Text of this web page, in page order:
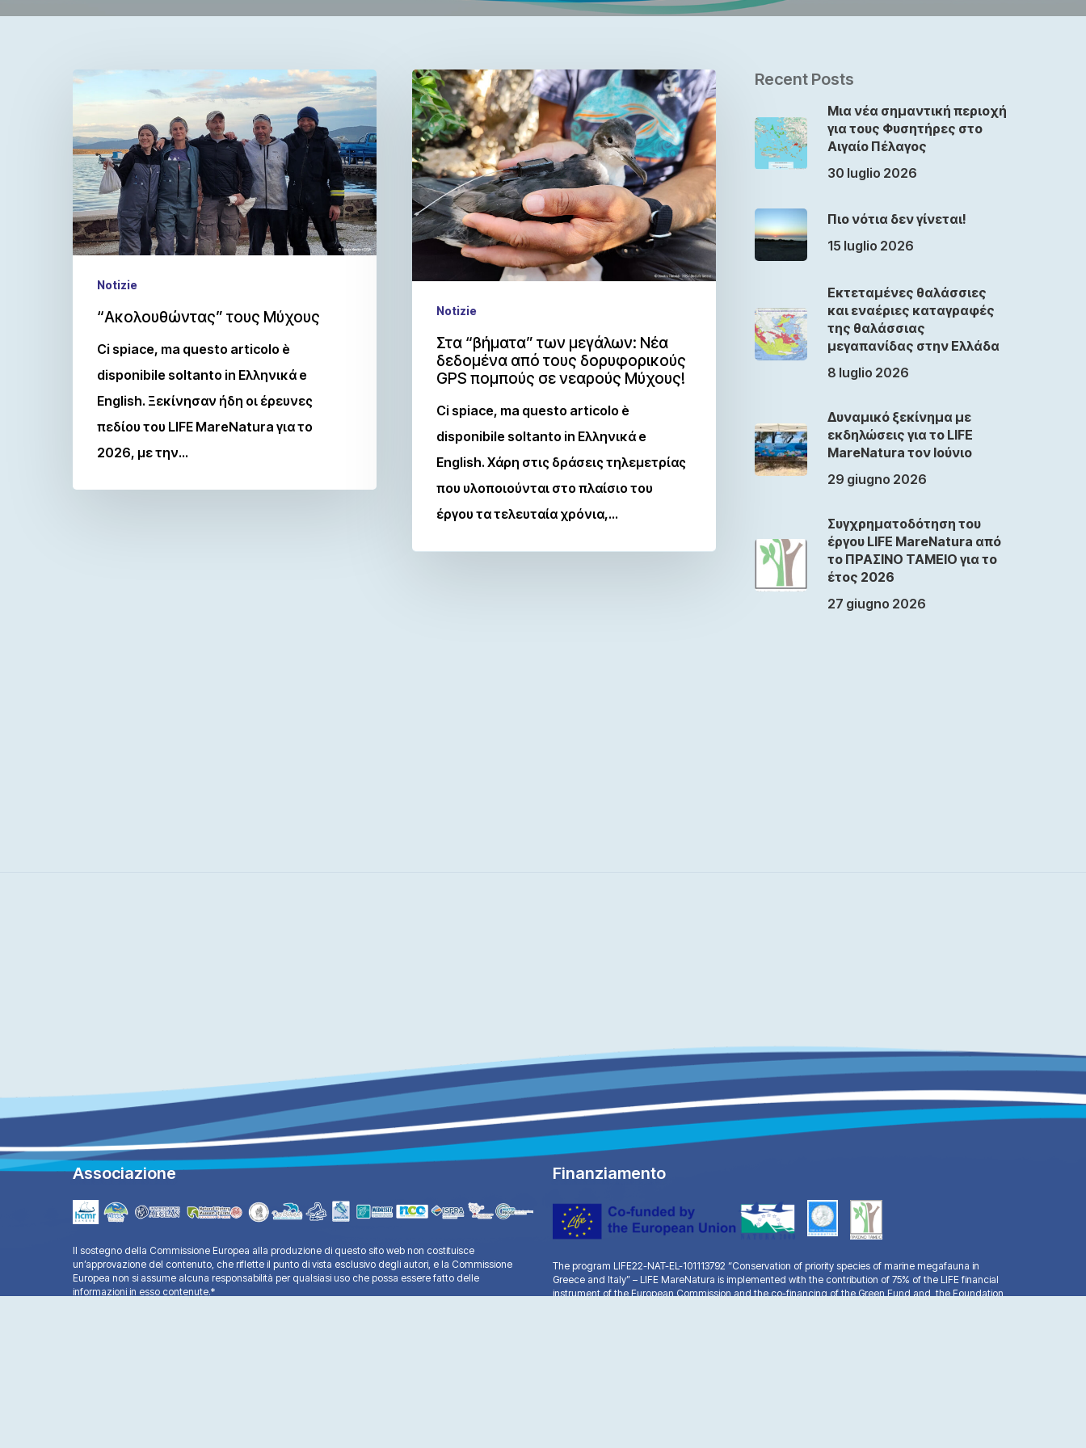
Notizie
“Ακολουθώντας” τους Μύχους
Ci spiace, ma questo articolo è
disponibile soltanto in Ελληνικά e
English. Ξεκίνησαν ήδη οι έρευνες
πεδίου του LIFE MareNatura για το
2026, με την…
Notizie
Στα “βήματα” των μεγάλων: Νέα
δεδομένα από τους δορυφορικούς
GPS πομπούς σε νεαρούς Μύχους!
Ci spiace, ma questo articolo è
disponibile soltanto in Ελληνικά e
English. Χάρη στις δράσεις τηλεμετρίας
που υλοποιούνται στο πλαίσιο του
έργου τα τελευταία χρόνια,…
Recent Posts
Μια νέα σημαντική περιοχή
για τους Φυσητήρες στο
Αιγαίο Πέλαγος
30 luglio 2026
Πιο νότια δεν γίνεται!
15 luglio 2026
Εκτεταμένες θαλάσσιες
και εναέριες καταγραφές
της θαλάσσιας
μεγαπανίδας στην Ελλάδα
8 luglio 2026
Δυναμικό ξεκίνημα με
εκδηλώσεις για το LIFE
MareNatura τον Ιούνιο
29 giugno 2026
Συγχρηματοδότηση του
έργου LIFE MareNatura από
το ΠΡΑΣΙΝΟ ΤΑΜΕΙΟ για το
έτος 2026
27 giugno 2026
Associazione
Il sostegno della Commissione Europea alla produzione di questo sito web non costituisce
un’approvazione del contenuto, che riflette il punto di vista esclusivo degli autori, e la Commissione
Europea non si assume alcuna responsabilità per qualsiasi uso che possa essere fatto delle
informazioni in esso contenute.*
Finanziamento
The program LIFE22-NAT-EL-101113792 “Conservation of priority species of marine megafauna in
Greece and Italy” – LIFE MareNatura is implemented with the contribution of 75% of the LIFE financial
instrument of the European Commission and the co-financing of the Green Fund and the Foundation